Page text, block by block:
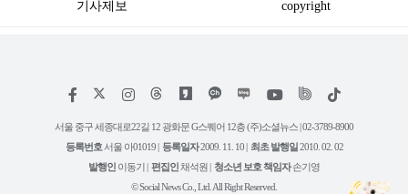
기사제보 copyright
페
스
인
타
램
위
트
유
튜
틱
서울 중구 세종대로22길 12 광화문 G스퀘어 12층 (주)소셜뉴스 | 02-3789-8900
등록번호 서울 아01019 | 등록일자2009. 11. 10 | 최초 발행일2010. 02. 02
발행인 이동기 | 편집인채석원 | 청소년 보호 책임자손기영
© Social News Co., Ltd. All Right Reserved.